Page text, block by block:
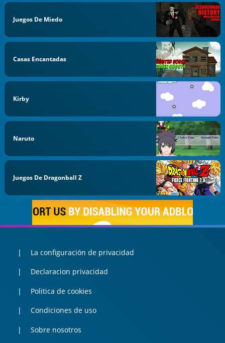
Juegos De Miedo
Casas Encantadas
Kirby
Naruto
Juegos De Dragonball Z
La configuración de privacidad
Declaracion privacidad
Politica de cookies
Condiciones de uso
Sobre nosotros